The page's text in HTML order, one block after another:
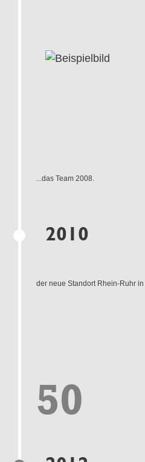
...das Team 2008.
2010
der neue Standort Rhein-Ruhr
50